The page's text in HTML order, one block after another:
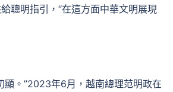
聰明指引，“在這方面中華文明展現
顯。”2023年6月，越南總理范明政在